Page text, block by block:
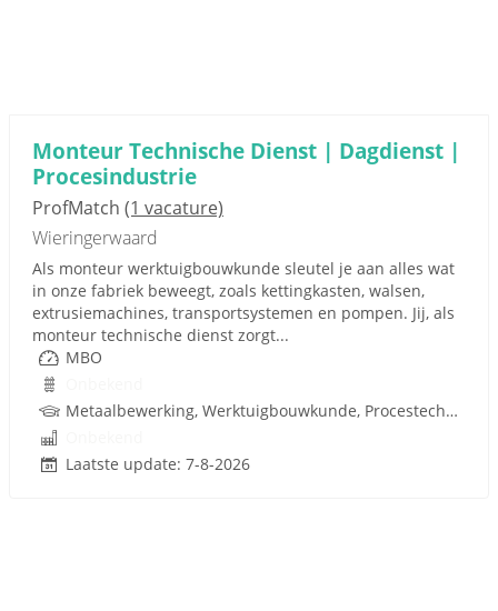
Monteur Technische Dienst | Dagdienst |
Procesindustrie
ProfMatch (1 vacature)
Wieringerwaard
Als monteur werktuigbouwkunde sleutel je aan alles wat
in onze fabriek beweegt, zoals kettingkasten, walsen,
extrusiemachines, transportsystemen en pompen. Jij, als
monteur technische dienst zorgt...
MBO
Metaalbewerking, Werktuigbouwkunde, Procestechnologie, Techniek
Laatste update: 7-8-2026